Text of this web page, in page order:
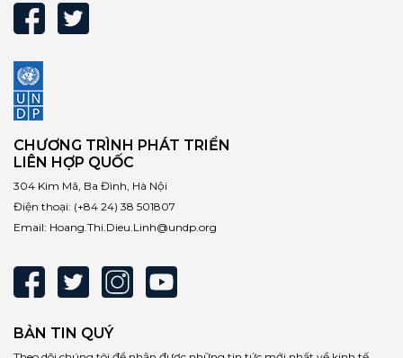
CHƯƠNG TRÌNH PHÁT TRIỂN
LIÊN HỢP QUỐC
304 Kim Mã, Ba Đình, Hà Nội
Điện thoại: (+84 24) 38 501807
Email: Hoang.Thi.Dieu.Linh@undp.org
BẢN TIN QUÝ